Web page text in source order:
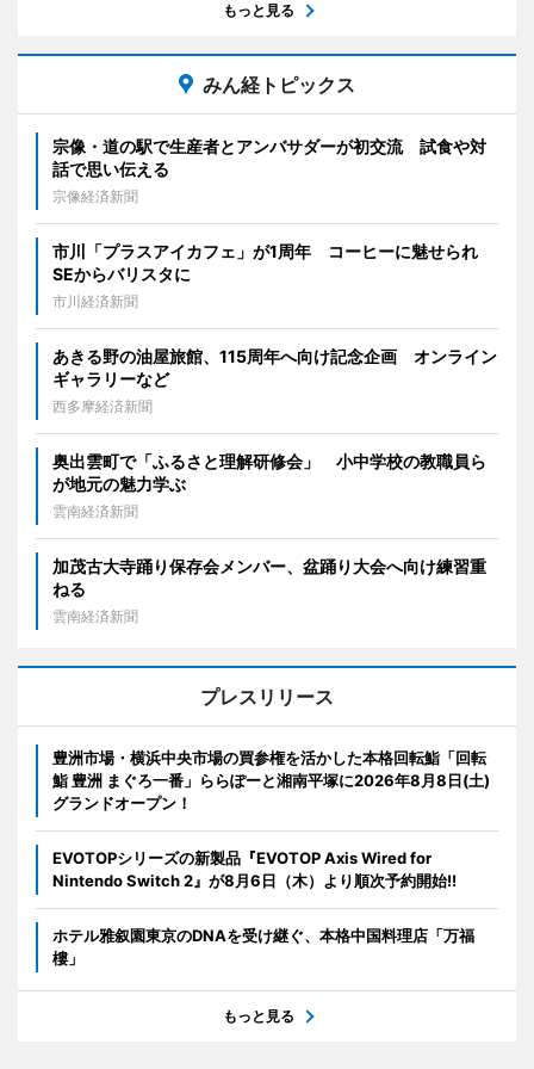
もっと見る
みん経トピックス
宗像・道の駅で生産者とアンバサダーが初交流 試食や対
話で思い伝える
宗像経済新聞
市川「プラスアイカフェ」が1周年 コーヒーに魅せられ
SEからバリスタに
市川経済新聞
あきる野の油屋旅館、115周年へ向け記念企画 オンライン
ギャラリーなど
西多摩経済新聞
奥出雲町で「ふるさと理解研修会」 小中学校の教職員ら
が地元の魅力学ぶ
雲南経済新聞
加茂古大寺踊り保存会メンバー、盆踊り大会へ向け練習重
ねる
雲南経済新聞
プレスリリース
豊洲市場・横浜中央市場の買参権を活かした本格回転鮨「回転
鮨 豊洲 まぐろ一番」ららぽーと湘南平塚に2026年8月8日(土)
グランドオープン！
EVOTOPシリーズの新製品『EVOTOP Axis Wired for
Nintendo Switch 2』が8月6日（木）より順次予約開始!!
ホテル雅叙園東京のDNAを受け継ぐ、本格中国料理店「万福
樓」
もっと見る